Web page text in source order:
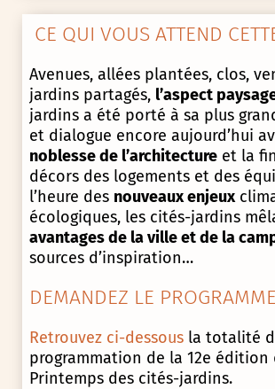
CE QUI VOUS ATTEND
Avenues, allées plantées, clos,
jardins partagés, l’aspect
jardins a été porté à sa plus
et dialogue encore aujourd’hui
noblesse de l’architectureet la
décors des logements et des
l’heure des nouveaux enjeux
écologiques, les cités-jardins
avantages de la ville et de la
sources d’inspiration…
DEMANDEZ LE
Retrouvez ci-dessousla totalité
programmation de la 12e édition
Printemps des cités-jardins.